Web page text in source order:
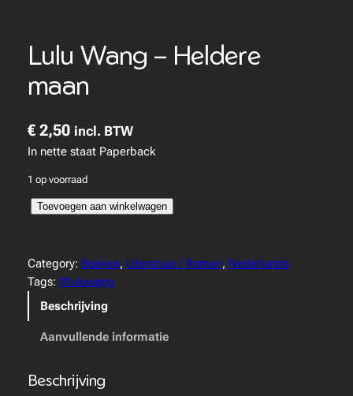
Lulu Wang – Heldere
maan
€2,50 incl. BTW
In nette staat Paperback
1 op voorraad
u
W
e
Toevoegen aan winkelwagen
Category: Boeken, Literatuur / Roman, Nederlands
Tags: #luluwang
Beschrijving
Aanvullende informatie
Beschrijving